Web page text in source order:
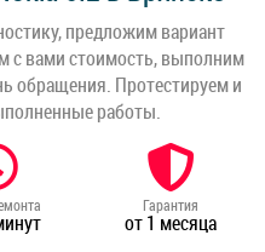
предложим вариант
с вами стоимость, выполним
обращения. Протестируем и
работы.
Гарантия
от 1 месяца